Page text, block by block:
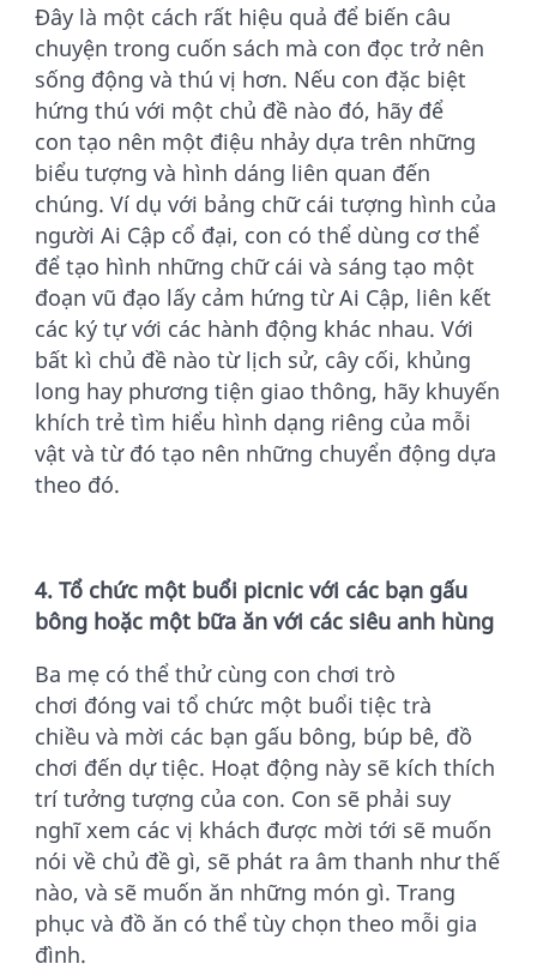
Đây là một cách rất hiệu quả để biến câu
chuyện trong cuốn sách mà con đọc trở nên
sống động và thú vị hơn. Nếu con đặc biệt
hứng thú với một chủ đề nào đó, hãy để
con tạo nên một điệu nhảy dựa trên những
biểu tượng và hình dáng liên quan đến
chúng. Ví dụ với bảng chữ cái tượng hình của
người Ai Cập cổ đại, con có thể dùng cơ thể
để tạo hình những chữ cái và sáng tạo một
đoạn vũ đạo lấy cảm hứng từ Ai Cập, liên kết
các ký tự với các hành động khác nhau. Với
bất kì chủ đề nào từ lịch sử, cây cối, khủng
long hay phương tiện giao thông, hãy khuyến
khích trẻ tìm hiểu hình dạng riêng của mỗi
vật và từ đó tạo nên những chuyển động dựa
theo đó.
4. Tổ chức một buổi picnic với các bạn gấu
bông hoặc một bữa ăn với các siêu anh hùng
Ba mẹ có thể thử cùng con chơi trò
chơi đóng vai tổ chức một buổi tiệc trà
chiều và mời các bạn gấu bông, búp bê, đồ
chơi đến dự tiệc. Hoạt động này sẽ kích thích
trí tưởng tượng của con. Con sẽ phải suy
nghĩ xem các vị khách được mời tới sẽ muốn
nói về chủ đề gì, sẽ phát ra âm thanh như thế
nào, và sẽ muốn ăn những món gì. Trang
phục và đồ ăn có thể tùy chọn theo mỗi gia
đình.